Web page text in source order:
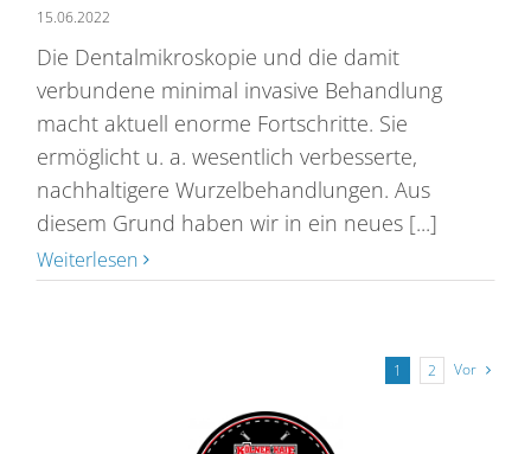
15.06.2022
Die Dentalmikroskopie und die damit
verbundene minimal invasive Behandlung
macht aktuell enorme Fortschritte. Sie
ermöglicht u. a. wesentlich verbesserte,
nachhaltigere Wurzelbehandlungen. Aus
diesem Grund haben wir in ein neues [...]
Weiterlesen
1 2 Vor